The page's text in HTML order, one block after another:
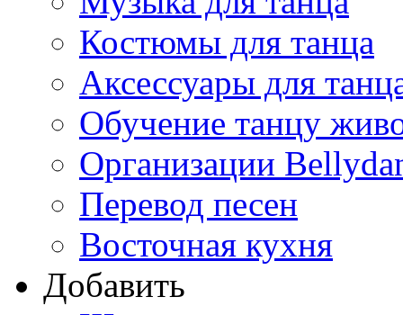
Костюмы для танца
Аксессуары для
Обучение танцу
Организации
Перевод песен
Восточная кухня
Добавить